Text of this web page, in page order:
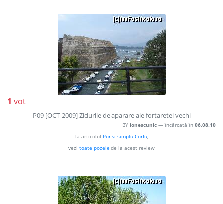
1 vot
P09 [OCT-2009] Zidurile de aparare ale fortaretei vechi
BY ionescunic — încărcată în 06.08.10
la articolul Pur si simplu Corfu,
vezi toate pozele de la acest review